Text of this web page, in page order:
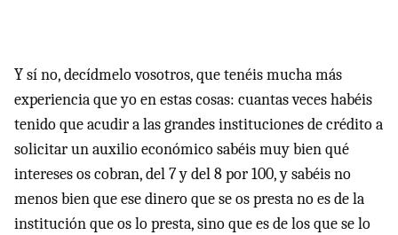
Y sí no, decídmelo vosotros, que tenéis mucha más
experiencia que yo en estas cosas: cuantas veces habéis
tenido que acudir a las grandes instituciones de crédito a
solicitar un auxilio económico sabéis muy bien qué
intereses os cobran, del 7 y del 8 por 100, y sabéis no
menos bien que ese dinero que se os presta no es de la
institución que os lo presta, sino que es de los que se lo